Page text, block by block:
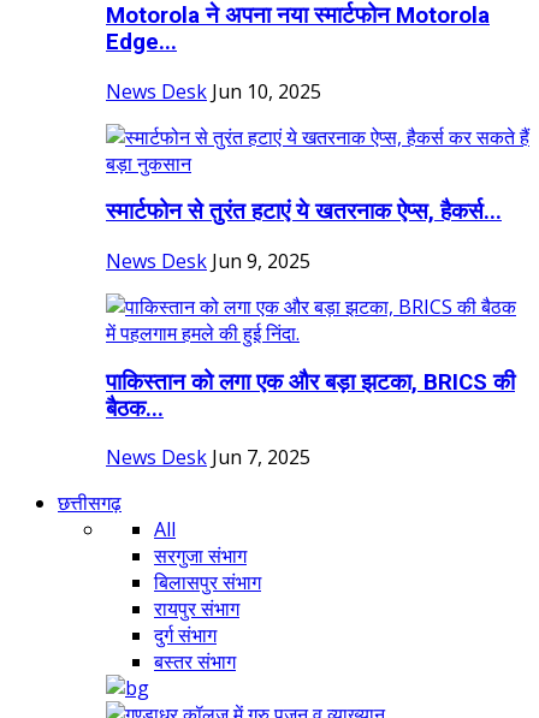
Motorola ने अपना नया स्मार्टफोन Motorola
Edge...
News Desk Jun 10, 2025
स्मार्टफोन से तुरंत हटाएं ये खतरनाक ऐप्स, हैकर्स...
News Desk Jun 9, 2025
पाकिस्तान को लगा एक और बड़ा झटका, BRICS की
बैठक...
News Desk Jun 7, 2025
छत्तीसगढ़
All
सरगुजा संभाग
बिलासपुर संभाग
रायपुर संभाग
दुर्ग संभाग
बस्तर संभाग